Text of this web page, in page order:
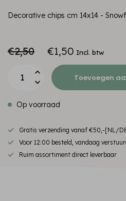
Decorative chips cm 14x14 -
€2,50 €1,50 Incl. btw
Toevoegen
Op voorraad
Gratis verzending vanaf €50,-[NL/
Voor 12:00 besteld, vandaag
Ruim assortiment direct leverbaar